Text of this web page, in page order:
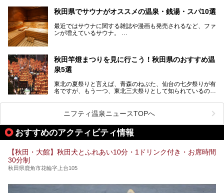
げ」など、全国的に有名な催しも多い秋田県。観光旅行にも
役立つ、県内のおすすめスーパー銭湯＆立ち寄り湯情報をご
紹介します。
岩盤浴入り放題なのに1泊3,500円からと破格の安さ！
観光にも便利な「天然温泉 ホテルこまち」の魅力をたっぷ
りお届けします。
秋田県でサウナがオススメの温泉・銭湯・スパ10選
最近ではサウナに関する雑誌や漫画も発売されるなど、ファ
ンが増えているサウナ。
こだわりを持つ施設も増えています。
今回はそんな今話題のサウナが楽しめる、秋田県内にあるオ
ススメ温泉・銭湯・スパを10件まとめてご紹介します。
秋田竿燈まつりを見に行こう！秋田県のおすすめ温
泉5選
東北の夏祭りと言えば、青森のねぶた、仙台の七夕祭りが有
名ですが、もう一つ、東北三大祭りとして知られているのが
毎年8月3日から6日に行われる「秋田竿燈まつり」は、たく
さんの提灯をぶらさげた大きな竿燈を「ドッコイショ」の掛
け声にあわせて秋田駅周辺を練り歩きます。
竿燈の数は230本、１万個の提灯がまるで天の川のように連
み出す温泉がたくさんありますよ！
今回は秋田県のおすすめ温泉をご紹介します！
ニフティ温泉ニュースTOPへ
おすすめのアクティビティ情報
【秋田・大館】秋田犬とふれあい10分・1ドリンク付き・お席時間
30分制
秋田県鹿角市花輪字上台105